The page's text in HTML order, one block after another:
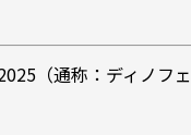
（通称：ディノフェ